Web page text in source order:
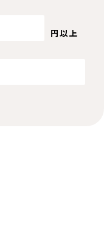
円以上